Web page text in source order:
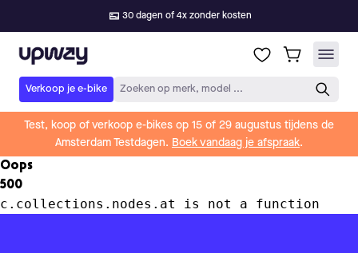
30 dagen of 4x zonder kosten
Upway
Verkoop je e-bike Zoeken op merk, model ...
Test, koop of verkoop e-bikes op 15 of 29 augustus tijdens de
Amsterdam Testdagen. Boek vandaag je afspraak.
Oops
500
c.collections.nodes.at is not a function